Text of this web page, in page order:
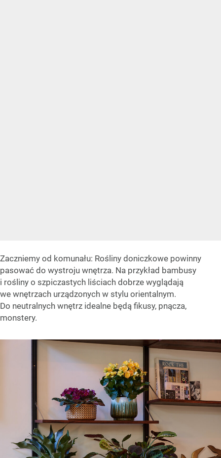
Zaczniemy od komunału: Rośliny doniczkowe powinny
pasować do wystroju wnętrza. Na przykład bambusy
i rośliny o szpiczastych liściach dobrze wyglądają
we wnętrzach urządzonych w stylu orientalnym.
Do neutralnych wnętrz idealne będą fikusy, pnącza,
monstery.